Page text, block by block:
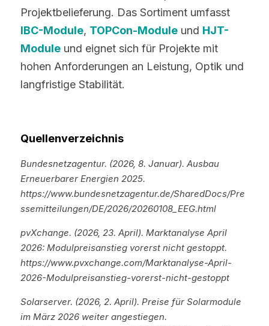
IBC-Module, TOPCon-Module und HJT-
Module und eignet sich für Projekte mit
hohen Anforderungen an Leistung, Optik und
langfristige Stabilität.
Quellenverzeichnis
Bundesnetzagentur. (2026, 8. Januar). Ausbau
Erneuerbarer Energien 2025.
https://www.bundesnetzagentur.de/SharedDocs/Pre
ssemitteilungen/DE/2026/20260108_EEG.html
pvXchange. (2026, 23. April). Marktanalyse April
2026: Modulpreisanstieg vorerst nicht gestoppt.
https://www.pvxchange.com/Marktanalyse-April-
2026-Modulpreisanstieg-vorerst-nicht-gestoppt
Solarserver. (2026, 2. April). Preise für Solarmodule
im März 2026 weiter angestiegen.